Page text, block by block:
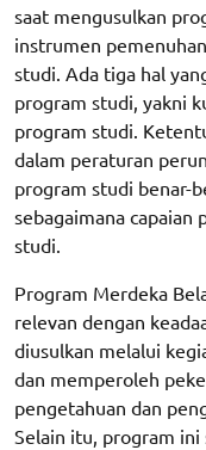
saat mengusulkan
instrumen
studi. Ada tiga hal
program studi, yakni
program studi.
dalam peraturan
program studi benar-
sebagaimana capaian
studi.
Program Merdeka
relevan dengan
diusulkan melalui
dan memperoleh
pengetahuan dan
Selain itu, program